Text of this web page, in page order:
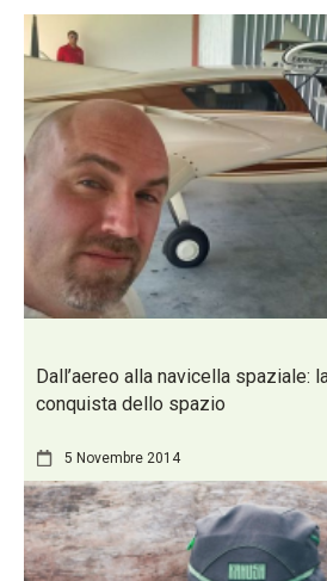
Dall’aereo alla navicella spaziale:
conquista dello spazio
5 Novembre 2014